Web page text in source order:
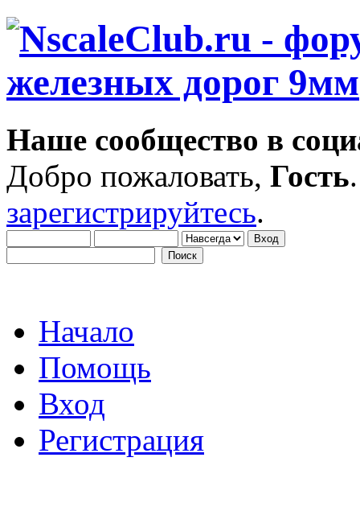
Наше сообщество в
Добро пожаловать, Гость
зарегистрируйтесь.
Начало
Помощь
Вход
Регистрация